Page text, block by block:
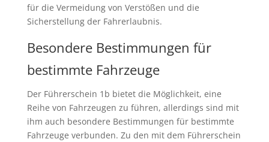
für die Vermeidung von Verstößen und die
Sicherstellung der Fahrerlaubnis.
Besondere Bestimmungen für
bestimmte Fahrzeuge
Der Führerschein 1b bietet die Möglichkeit, eine
Reihe von Fahrzeugen zu führen, allerdings sind mit
ihm auch besondere Bestimmungen für bestimmte
Fahrzeuge verbunden. Zu den mit dem Führerschein